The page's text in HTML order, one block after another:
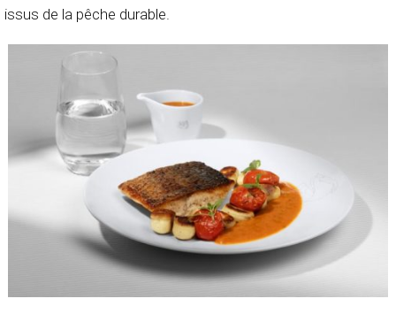
issus de la pêche durable.